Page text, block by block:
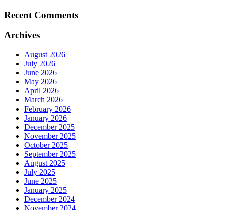
Recent Comments
Archives
August 2026
July 2026
June 2026
May 2026
April 2026
March 2026
February 2026
January 2026
December 2025
November 2025
October 2025
September 2025
August 2025
July 2025
June 2025
January 2025
December 2024
November 2024